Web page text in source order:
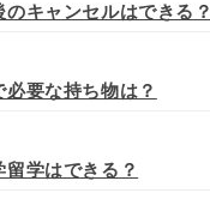
のキャンセルはできる？
必要な持ち物は？
留学はできる？